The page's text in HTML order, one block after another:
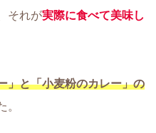
それが実際に食べて美味し
」と「小麦粉のカレー」の
。